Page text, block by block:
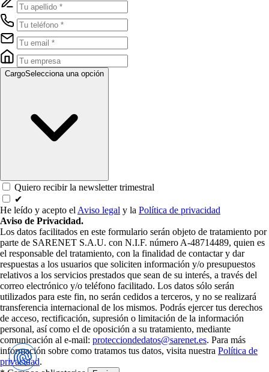
CargoSelecciona una opción
Quiero recibir la newsletter trimestral
✔
He leído y acepto elAviso legal y la Política de privacidad
Aviso de Privacidad.
Los datos facilitados en este formulario serán objeto de tratamiento por
parte de SARENET S.A.U. con N.I.F. número A-48714489, quien es
el responsable del tratamiento, con la finalidad de contactar y dar
respuestas a los usuarios que soliciten información y/o presupuestos
relativos a los servicios prestados que sean de su interés, a través del
correo electrónico y/o teléfono facilitado. Los datos sólo serán
utilizados para este fin, no serán cedidos a terceros, y no se realizará
transferencia internacional de los mismos. Podrás ejercer tus derechos
de acceso, rectificación, supresión o limitación de la información
personal, así como el de oposición a su tratamiento, mediante
comunicación al e-mail: protecciondedatos@sarenet.es. Para más
información sobre como tratamos tus datos, visita nuestra Política de
privacidad.